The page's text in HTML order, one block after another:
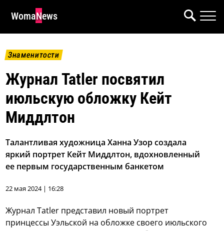
WomaNews
Знаменитости
Журнал Tatler посвятил
июльскую обложку Кейт
Миддлтон
Талантливая художница Ханна Узор создала
яркий портрет Кейт Миддлтон, вдохновленный
ее первым государственным банкетом
22 мая 2024 | 16:28
Журнал Tatler представил новый портрет
принцессы Уэльской на обложке своего июльского